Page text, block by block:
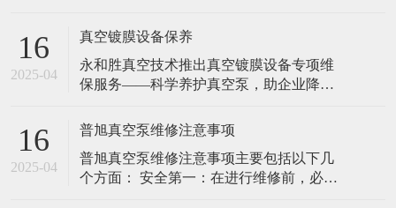
- **油质检查**：定期检查油的颜色和清洁
### 2. **更换真空泵油**
16
2025-04
真空镀膜设备保养
​永和胜真空技术推出真空镀膜设备专项维
保服务——科学养护真空泵，助企业降本
空镀膜技术在高精密制造、光学镀膜、耐
磨涂层等领域的广泛应用，设备核心部件
真空泵的稳定运行成为企业关注的重点。
永和胜真空技术有限责任公司凭借20年行
16
2025-04
普旭真空泵维修注意事项
普旭真空泵维修注意事项‌主要包括以下几
个方面： ‌安全第一‌：在进行维修前，必须